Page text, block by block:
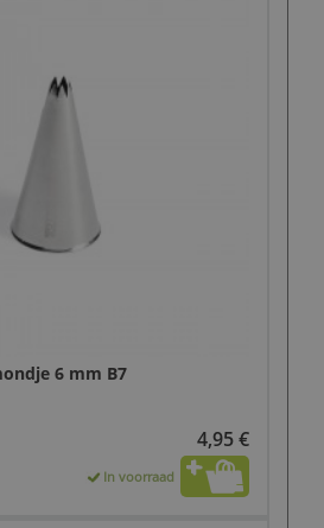
6 mm B7
4,95 €
In voorraad